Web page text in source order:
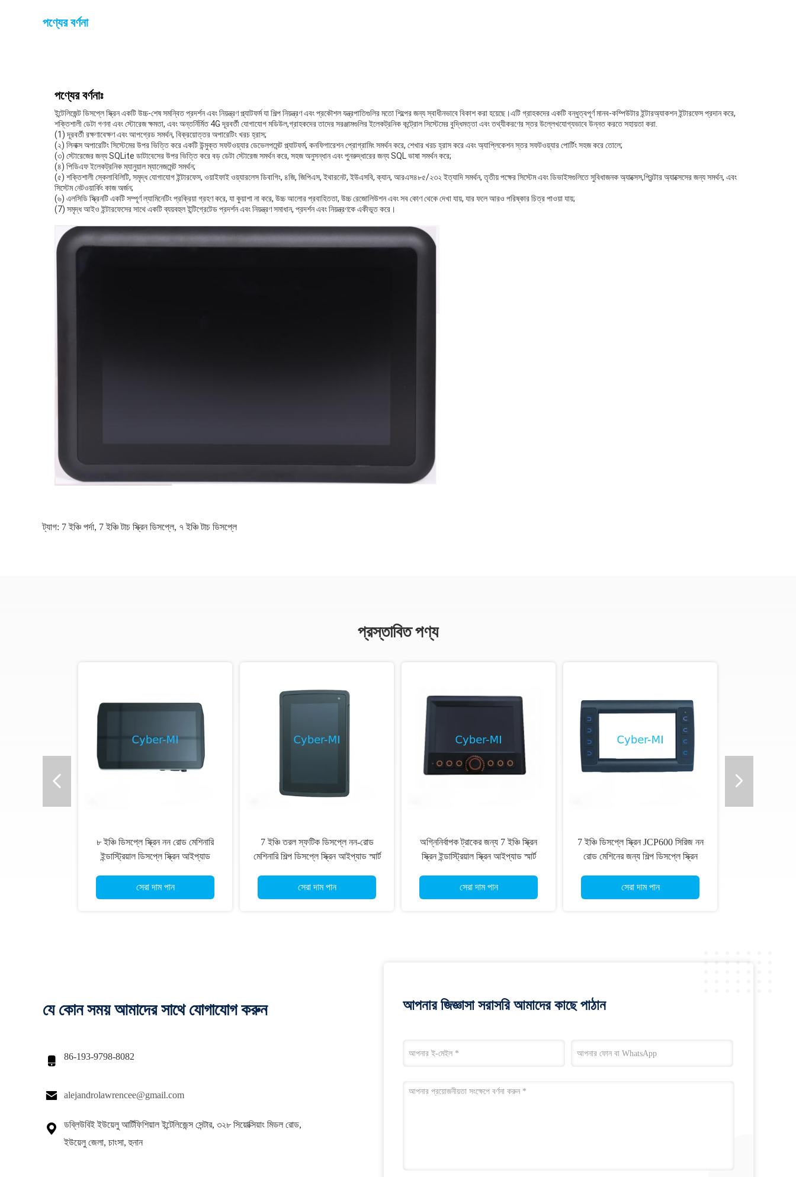
পণ্যের বর্ণনা
পণ্যের বর্ণনাঃ
ইন্টেলিজেন্ট ডিসপ্লে স্ক্রিন একটি উচ্চ-শেষ সমন্বিত প্রদর্শন এবং নিয়ন্ত্রণ প্ল্যাটফর্ম যা শিল্প নিয়ন্ত্রণ এবং প্রকৌশল যন্ত্রপাতিগুলির মতো শিল্পের জন্য স্বাধীনভাবে বিকাশ করা হয়েছে।এটি গ্রাহকদের একটি বন্ধুত্বপূর্ণ মানব-কম্পিউটার ইন্টারঅ্যাকশন ইন্টারফেস প্রদান করে,
শক্তিশালী ডেটা গণনা এবং স্টোরেজ ক্ষমতা, এবং অন্তর্নির্মিত 4G দূরবর্তী যোগাযোগ মডিউল,গ্রাহকদের তাদের সরঞ্জামগুলির ইলেকট্রনিক কন্ট্রোল সিস্টেমের বুদ্ধিমত্তা এবং তথ্যীকরণের স্তর উল্লেখযোগ্যভাবে উন্নত করতে সহায়তা করা.
(1) দূরবর্তী রক্ষণাবেক্ষণ এবং আপগ্রেড সমর্থন, বিক্রয়োত্তর অপারেটিং খরচ হ্রাস;
(২) লিনাক্স অপারেটিং সিস্টেমের উপর ভিত্তি করে একটি উন্মুক্ত সফটওয়্যার ডেভেলপমেন্ট প্ল্যাটফর্ম, কনফিগারেশন প্রোগ্রামিং সমর্থন করে, শেখার খরচ হ্রাস করে এবং অ্যাপ্লিকেশন স্তর সফটওয়্যার পোর্টিং সহজ করে তোলে;
(৩) স্টোরেজের জন্য SQLite ডাটাবেসের উপর ভিত্তি করে বড় ডেটা স্টোরেজ সমর্থন করে, সহজ অনুসন্ধান এবং পুনরুদ্ধারের জন্য SQL ভাষা সমর্থন করে;
(৪) পিডিএফ ইলেকট্রনিক ম্যানুয়াল ম্যানেজমেন্ট সমর্থন;
(৫) শক্তিশালী স্কেলাবিলিটি, সমৃদ্ধ যোগাযোগ ইন্টারফেস, ওয়াইফাই ওয়্যারলেস ডিবাগিং, ৪জি, জিপিএস, ইথারনেট, ইউএসবি, ক্যান, আরএস৪৮৫/২৩২ ইত্যাদি সমর্থন, তৃতীয় পক্ষের সিস্টেম এবং ডিভাইসগুলিতে সুবিধাজনক অ্যাক্সেস,প্রিন্টার অ্যাক্সেসের জন্য সমর্থন, এবং
সিস্টেম নেটওয়ার্কিং কাজ অর্জন;
(৬) এলসিডি স্ক্রিনটি একটি সম্পূর্ণ ল্যামিনেটিং প্রক্রিয়া গ্রহণ করে, যা কুয়াশা না করে, উচ্চ আলোর প্রবাহিততা, উচ্চ রেজোলিউশন এবং সব কোণ থেকে দেখা যায়, যার ফলে আরও পরিষ্কার চিত্র পাওয়া যায়;
(7) সমৃদ্ধ আইও ইন্টারফেসের সাথে একটি ব্যয়বহুল ইন্টিগ্রেটেড প্রদর্শন এবং নিয়ন্ত্রণ সমাধান, প্রদর্শন এবং নিয়ন্ত্রণকে একীভূত করে।
ট্যাগ: 7 ইঞ্চি পর্দা, 7 ইঞ্চি টাচ স্ক্রিন ডিসপ্লে, ৭ ইঞ্চি টাচ ডিসপ্লে
প্রস্তাবিত পণ্য
৮ ইঞ্চি ডিসপ্লে স্ক্রিন নন রোড মেশিনারি
ইন্ডাস্ট্রিয়াল ডিসপ্লে স্ক্রিন আইপ্যাড
সেরা দাম পান
7 ইঞ্চি তরল স্ফটিক ডিসপ্লে নন-রোড
মেশিনারি শিল্প ডিসপ্লে স্ক্রিন আইপ্যাড স্মার্ট
সেরা দাম পান
অগ্নিনির্বাপক ট্রাকের জন্য 7 ইঞ্চি স্ক্রিন
স্ক্রিন ইন্ডাস্ট্রিয়াল স্ক্রিন আইপ্যাড স্মার্ট
সেরা দাম পান
7 ইঞ্চি ডিসপ্লে স্ক্রিন JCP600 সিরিজ নন
রোড মেশিনের জন্য শিল্প ডিসপ্লে স্ক্রিন
সেরা দাম পান
যে কোন সময় আমাদের সাথে যোগাযোগ করুন
 86-193-9798-8082
 alejandrolawrencee@gmail.com

ডব্লিউবিই ইউয়েলু আর্টিফিশিয়াল ইন্টেলিজেন্স সেন্টার, ৩২৮ সিয়োক্সিয়াং মিডল রোড,
ইউয়েলু জেলা, চাংসা, হুনান
আপনার জিজ্ঞাসা সরাসরি আমাদের কাছে পাঠান